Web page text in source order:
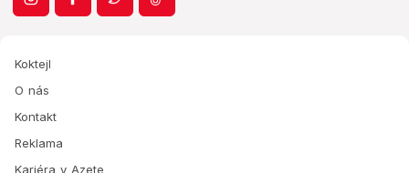
Koktejl
O nás
Kontakt
Reklama
Kariéra v Azete